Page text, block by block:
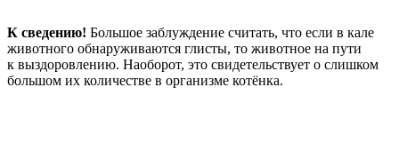
К сведению! Большое заблуждение считать, что если в кале
животного обнаруживаются глисты, то животное на пути
к выздоровлению. Наоборот, это свидетельствует о слишком
большом их количестве в организме котёнка.